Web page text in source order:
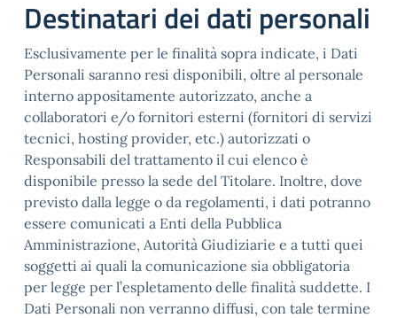
Destinatari dei dati personali
Esclusivamente per le finalità sopra indicate, i Dati
Personali saranno resi disponibili, oltre al personale
interno appositamente autorizzato, anche a
collaboratori e/o fornitori esterni (fornitori di servizi
tecnici, hosting provider, etc.) autorizzati o
Responsabili del trattamento il cui elenco è
disponibile presso la sede del Titolare. Inoltre, dove
previsto dalla legge o da regolamenti, i dati potranno
essere comunicati a Enti della Pubblica
Amministrazione, Autorità Giudiziarie e a tutti quei
soggetti ai quali la comunicazione sia obbligatoria
per legge per l’espletamento delle finalità suddette. I
Dati Personali non verranno diffusi, con tale termine